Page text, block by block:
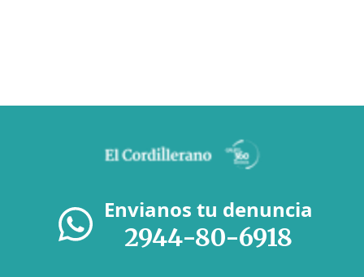
Envianos tu denuncia
2944-80-6918